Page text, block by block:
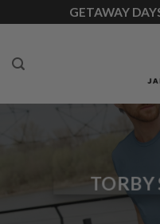
do
GETAWAY
TORBY